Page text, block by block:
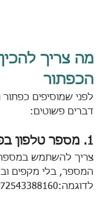
מה צריך
הכפתור
דברים פשוטים:
1. מספר טלפון בפורמט בינלאומי
צריך להשתמש
המספר, בלי מקפים
לדוגמה:972543388160